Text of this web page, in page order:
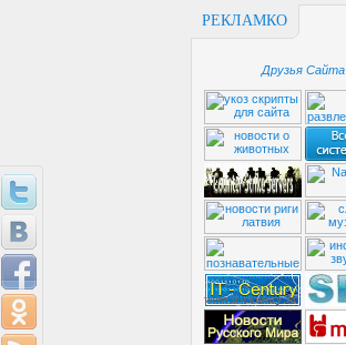
РЕКЛАМКО
Друзья Сайта